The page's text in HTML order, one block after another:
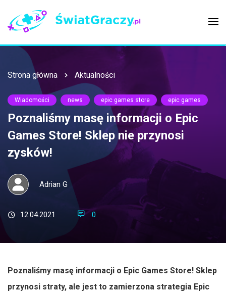
Strona główna Aktualności
Wiadomości news epic games store epic games
Poznaliśmy masę informacji o Epic
Games Store! Sklep nie przynosi
zysków!
Adrian G
12.04.2021 0
Poznaliśmy masę informacji o Epic Games Store! Sklep
przynosi straty, ale jest to zamierzona strategia Epic